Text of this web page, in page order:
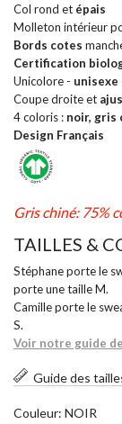
Col rond et épais
Molleton intérieur
Bords cotes
Certification
Unicolore - unisexe
Coupe droite et
4 coloris : noir, gris
Design Français
Gris chiné: 75%
TAILLES &
Stéphane porte le
porte une taille M.
Camille porte le
S.
Voir notre guide
Guide des
Couleur: NOIR